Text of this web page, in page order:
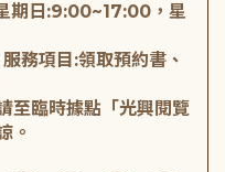
期日:9:00~17:00，星
務項目:領取預約書、
至臨時據點「光興閱覽
。